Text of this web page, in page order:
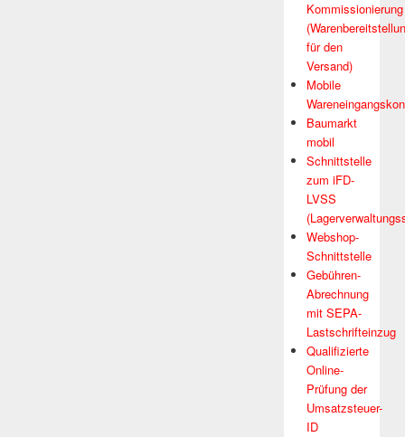
Kommissionierung
für den
Versand)
Mobile
Baumarkt
mobil
Schnittstelle
zum iFD-
LVSS
Webshop-
Schnittstelle
Gebühren-
Abrechnung
mit SEPA-
Lastschrifteinzug
Qualifizierte
Online-
Prüfung der
Umsatzsteuer-
ID